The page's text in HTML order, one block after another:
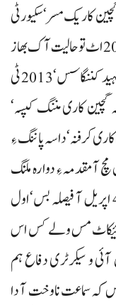
2008، 2013 و 2018 ٹی گچین کاریک مسر‘سکیورٹی
نا ویل آک ہمو گچین کاری تے ٹی ہم ئسر۔ 2008 اٹ تو حالیت آک بھاز
خراب ئسر۔ 2007 اٹ ہم تو بے نظیر بھٹو ءِ شہید کننگاسس‘ 2013 ٹی
کاری مننگ کپسہ‘
کرفنہ‘داسہ پاننگ ءِ
آ مقدمہ ءِ دوارہ ملنگ
خواہک‘27 مارچ آ عدالتی کارروائی بنا کرے‘4 اپریل آ فیصلہ بس‘اول
بائیکاٹ مس ولے کس اس
و سیکرٹری دفاع ہم
کہ سماعت ناوخت آ دا